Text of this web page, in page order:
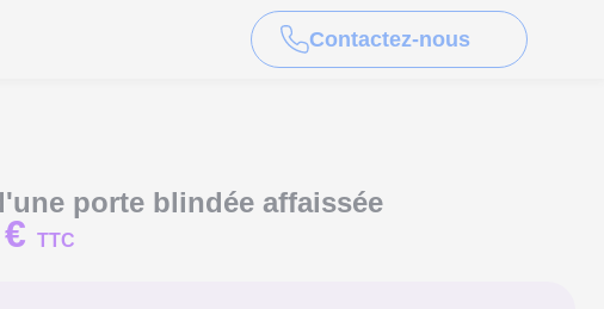
Contactez-nous
porte blindée affaissée
TTC